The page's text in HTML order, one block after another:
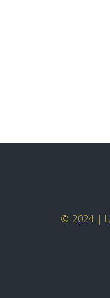
© 2024 |